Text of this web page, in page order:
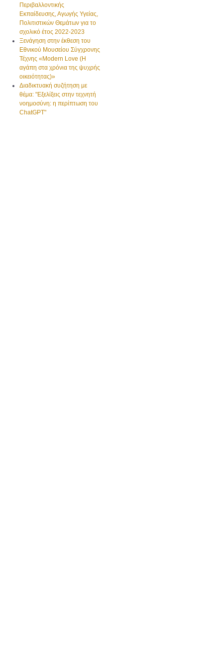
Περιβαλλοντικής
Εκπαίδευσης, Αγωγής Υγείας,
Πολιτιστικών Θεμάτων για το
σχολικό έτος 2022-2023
Ξενάγηση στην έκθεση του
Εθνικού Μουσείου Σύγχρονης
Τέχνης «Modern Love (H
αγάπη στα χρόνια της ψυχρής
οικειότητας)»
Διαδικτυακή συζήτηση με
θέμα: "Εξελίξεις στην τεχνητή
νοημοσύνη: η περίπτωση του
ChatGPT"